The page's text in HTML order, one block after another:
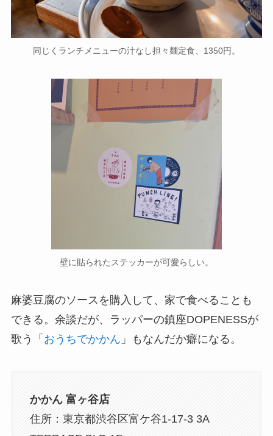
同じくランチメニューの汁なし担々麺定食、1350円。
壁に貼られたステッカーが可愛らしい。
麻婆豆腐のソースを購入して、家で食べることも
できる。余談だが、ラッパーの鎮座DOPENESSが
歌う「 おうちでかかん 」もなんだか癖になる。
かかん 富ヶ谷店
住所：東京都渋谷区富ケ谷1-17-3 3A